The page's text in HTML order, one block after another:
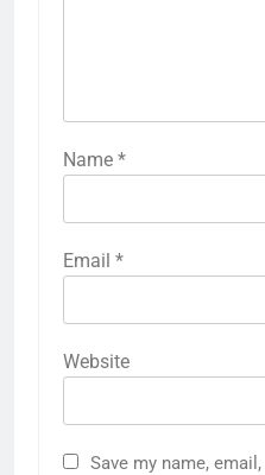
Name *
Email *
Website
Save my name,